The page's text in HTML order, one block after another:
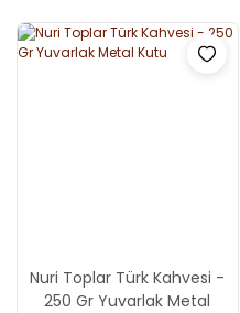
Nuri Toplar Türk Kahvesi -
250 Gr Yuvarlak Metal